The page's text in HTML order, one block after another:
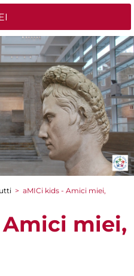
> aMICi kids - Amici miei,
miei,